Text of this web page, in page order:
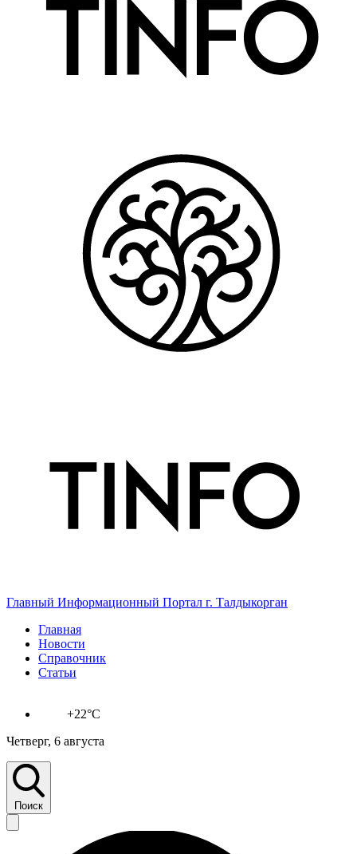
Главный Информационный Портал г. Талдыкорган
Главная
Новости
Справочник
Статьи
+22°C
Четверг, 6 августа
Поиск